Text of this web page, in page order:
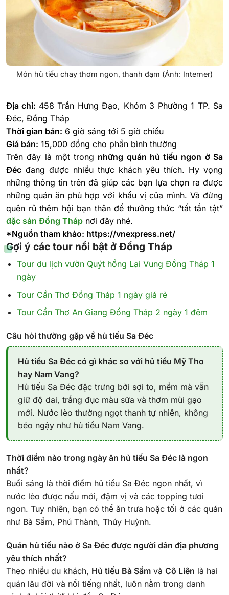
Món hủ tiếu chay thơm ngon, thanh đạm (Ảnh: Interner)
Địa chỉ: 458 Trần Hưng Đạo, Khóm 3 Phường 1 TP. Sa
Đéc, Đồng Tháp
Thời gian bán: 6 giờ sáng tới 5 giờ chiều
Giá bán: 15,000 đồng cho phần bình thường
Trên đây là một trong những quán hủ tiếu ngon ở Sa
Đéc đang được nhiều thực khách yêu thích. Hy vọng
những thông tin trên đã giúp các bạn lựa chọn ra được
những quán ăn phù hợp với khẩu vị của mình. Và đừng
quên rủ thêm hội bạn thân để thưởng thức “tất tần tật”
đặc sản Đồng Tháp nơi đây nhé.
*Nguồn tham khảo: https://vnexpress.net/
Gợi ý các tour nổi bật ở Đồng Tháp
Tour du lịch vườn Quýt hồng Lai Vung Đồng Tháp 1
ngày
Tour Cần Thơ Đồng Tháp 1 ngày giá rẻ
Tour Cần Thơ An Giang Đồng Tháp 2 ngày 1 đêm
Câu hỏi thường gặp về hủ tiếu Sa Đéc
Hủ tiếu Sa Đéc có gì khác so với hủ tiếu Mỹ Tho
hay Nam Vang?
Hủ tiếu Sa Đéc đặc trưng bởi sợi to, mềm mà vẫn
giữ độ dai, trắng đục màu sữa và thơm mùi gạo
mới. Nước lèo thường ngọt thanh tự nhiên, không
béo ngậy như hủ tiếu Nam Vang.
Thời điểm nào trong ngày ăn hủ tiếu Sa Đéc là ngon
nhất?
Buổi sáng là thời điểm hủ tiếu Sa Đéc ngon nhất, vì
nước lèo được nấu mới, đậm vị và các topping tươi
ngon. Tuy nhiên, bạn có thể ăn trưa hoặc tối ở các quán
như Bà Sẩm, Phú Thành, Thúy Huỳnh.
Quán hủ tiếu nào ở Sa Đéc được người dân địa phương
yêu thích nhất?
Theo nhiều du khách, Hủ tiếu Bà Sẩm và Cô Liên là hai
quán lâu đời và nổi tiếng nhất, luôn nằm trong danh